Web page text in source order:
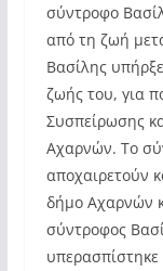
σύντροφο
από τη ζωή
Βασίλης
ζωής του, για
Συσπείρωσης
Αχαρνών. Το
αποχαιρετούν
δήμο Αχαρνών
σύντροφος
υπερασπίστηκε